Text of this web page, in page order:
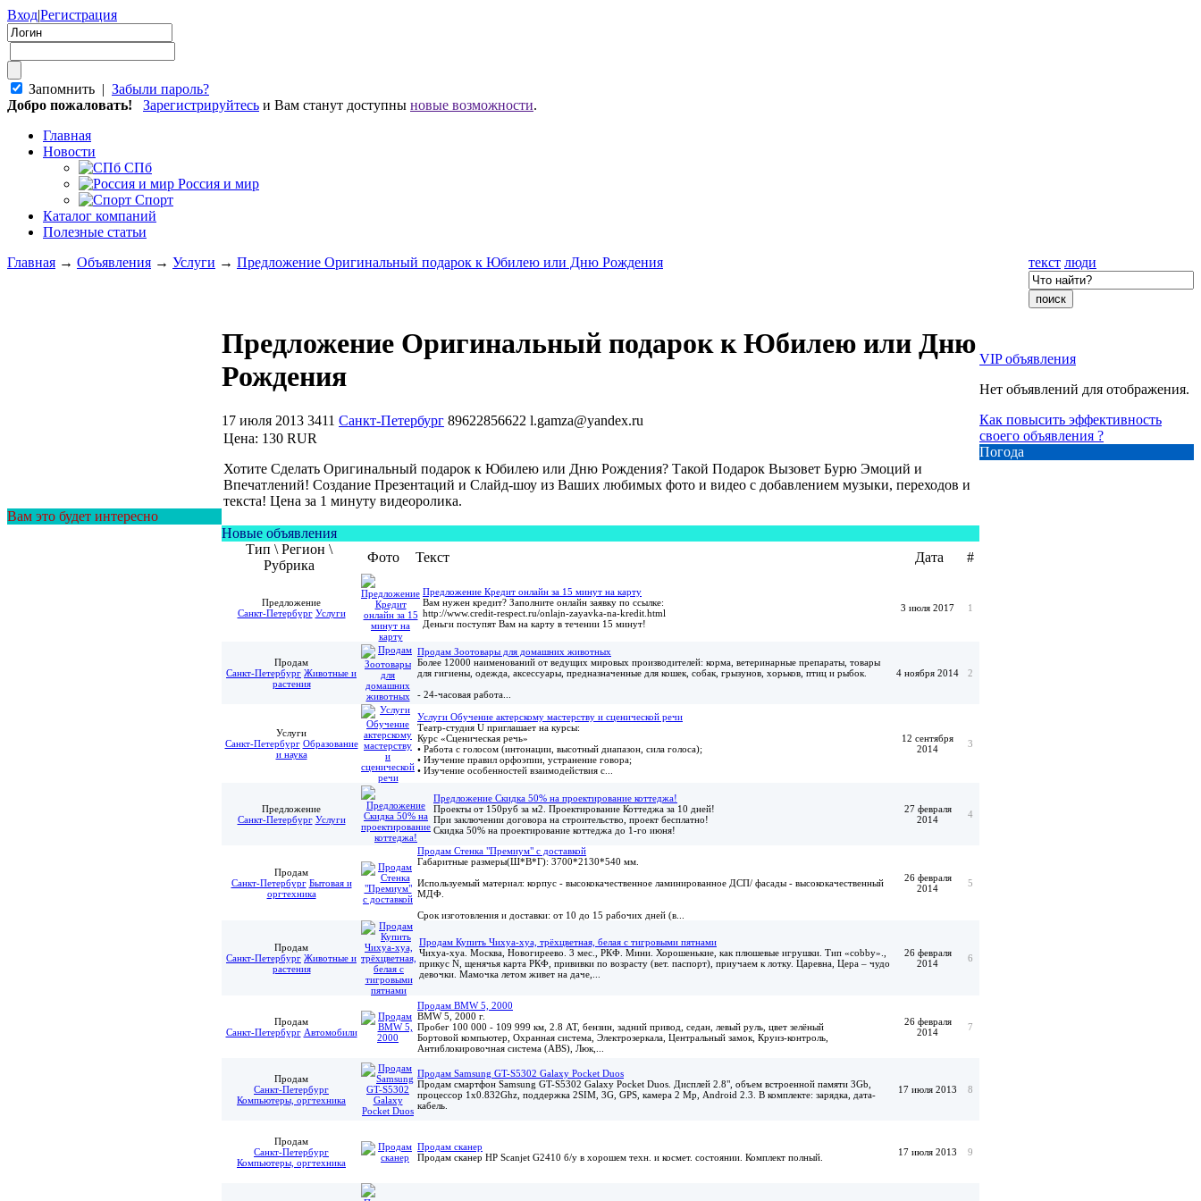
Вход|Регистрация
Запомнить | Забыли пароль?
Добро пожаловать!
Зарегистрируйтесь и Вам станут доступны новые возможности.
Главная
Новости
СПб
Россия и мир
Спорт
Каталог компаний
Полезные статьи
текст люди
Главная → Объявления → Услуги → Предложение Оригинальный подарок к Юбилею или Дню Рождения
Вам это будет интересно
Предложение Оригинальный подарок к Юбилею или Дню
Рождения
17 июля 2013 3411 Санкт-Петербург 89622856622 l.gamza@yandex.ru
Цена: 130 RUR
Хотите Сделать Оригинальный подарок к Юбилею или Дню Рождения? Такой Подарок Вызовет Бурю Эмоций и
Впечатлений! Создание Презентаций и Слайд-шоу из Ваших любимых фото и видео с добавлением музыки, переходов и
текста! Цена за 1 минуту видеоролика.
Новые объявления
Тип \ Регион \
Рубрика
Фото Текст Дата #
Предложение
Санкт-Петербург Услуги
Предложение Кредит онлайн за 15 минут на карту
Вам нужен кредит? Заполните онлайн заявку по ссылке:
http://www.credit-respect.ru/onlajn-zayavka-na-kredit.html
Деньги поступят Вам на карту в течении 15 минут!
3 июля 2017 1
Продам
Санкт-Петербург Животные и
растения
Продам Зоотовары для домашних животных
Более 12000 наименований от ведущих мировых производителей: корма, ветеринарные препараты, товары
для гигиены, одежда, аксессуары, предназначенные для кошек, собак, грызунов, хорьков, птиц и рыбок.
- 24-часовая работа...
4 ноября 2014 2
Услуги
Санкт-Петербург Образование
и наука
Услуги Обучение актерскому мастерству и сценической речи
Театр-студия U приглашает на курсы:
Курс «Сценическая речь»
• Работа с голосом (интонации, высотный диапазон, сила голоса);
• Изучение правил орфоэпии, устранение говора;
• Изучение особенностей взаимодействия с...
12 сентября
2014
3
Предложение
Санкт-Петербург Услуги
Предложение Скидка 50% на проектирование коттеджа!
Проекты от 150руб за м2. Проектирование Коттеджа за 10 дней!
При заключении договора на строительство, проект бесплатно!
Скидка 50% на проектирование коттеджа до 1-го июня!
27 февраля
2014
4
Продам
Санкт-Петербург Бытовая и
оргтехника
Продам Стенка "Премиум" с доставкой
Габаритные размеры(Ш*В*Г): 3700*2130*540 мм.
Используемый материал: корпус - высококачественное ламинированное ДСП/ фасады - высококачественный
МДФ.
Срок изготовления и доставки: от 10 до 15 рабочих дней (в...
26 февраля
2014
5
Продам
Санкт-Петербург Животные и
растения
Продам Купить Чихуа-хуа, трёхцветная, белая с тигровыми пятнами
Чихуа-хуа. Москва, Новогиреево. 3 мес., РКФ. Мини. Хорошенькие, как плюшевые игрушки. Тип «cobby».,
прикус N, щенячья карта РКФ, прививки по возрасту (вет. паспорт), приучаем к лотку. Царевна, Цера – чудо
девочки. Мамочка летом живет на даче,...
26 февраля
2014
6
Продам
Санкт-Петербург Автомобили
Продам BMW 5, 2000
BMW 5, 2000 г.
Пробег 100 000 - 109 999 км, 2.8 АТ, бензин, задний привод, седан, левый руль, цвет зелёный
Бортовой компьютер, Охранная система, Электрозеркала, Центральный замок, Круиз-контроль,
Антиблокировочная система (ABS), Люк,...
26 февраля
2014
7
Продам
Санкт-Петербург
Компьютеры, оргтехника
Продам Samsung GT-S5302 Galaxy Pocket Duos
Продам смартфон Samsung GT-S5302 Galaxy Pocket Duos. Дисплей 2.8", объем встроенной памяти 3Gb,
процессор 1x0.832Ghz, поддержка 2SIM, 3G, GPS, камера 2 Мр, Android 2.3. В комплекте: зарядка, дата-
кабель.
17 июля 2013 8
Продам
Санкт-Петербург
Компьютеры, оргтехника
Продам сканер
Продам сканер HP Scanjet G2410 б/у в хорошем техн. и космет. состоянии. Комплект полный.
17 июля 2013 9
VIP объявления
Нет объявлений для отображения.
Как повысить эффективность
своего объявления ?
Погода